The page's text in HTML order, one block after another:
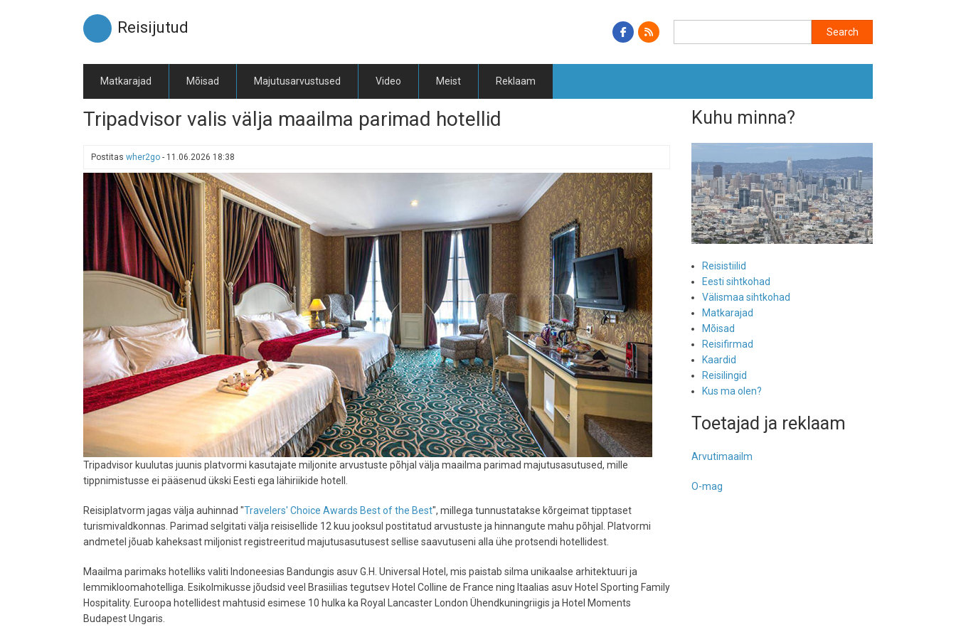
Reisijutud
Matkarajad Mõisad Majutusarvustused Video Meist Reklaam
Tripadvisor valis välja maailma parimad hotellid
Postitas wher2go - 11.06.2026 18:38
Tripadvisor kuulutas juunis platvormi kasutajate miljonite arvustuste põhjal välja maailma parimad majutusasutused, mille
tippnimistusse ei pääsenud ükski Eesti ega lähiriikide hotell.
Reisiplatvorm jagas välja auhinnad "Travelers' Choice Awards Best of the Best", millega tunnustatakse kõrgeimat tipptaset
turismivaldkonnas. Parimad selgitati välja reisisellide 12 kuu jooksul postitatud arvustuste ja hinnangute mahu põhjal. Platvormi
andmetel jõuab kaheksast miljonist registreeritud majutusasutusest sellise saavutuseni alla ühe protsendi hotellidest.
Maailma parimaks hotelliks valiti Indoneesias Bandungis asuv G.H. Universal Hotel, mis paistab silma unikaalse arhitektuuri ja
lemmikloomahotelliga. Esikolmikusse jõudsid veel Brasiilias tegutsev Hotel Colline de France ning Itaalias asuv Hotel Sporting Family
Hospitality. Euroopa hotellidest mahtusid esimese 10 hulka ka Royal Lancaster London Ühendkuningriigis ja Hotel Moments
Budapest Ungaris.
Kuhu minna?
Reisistiilid
Eesti sihtkohad
Välismaa sihtkohad
Matkarajad
Mõisad
Reisifirmad
Kaardid
Reisilingid
Kus ma olen?
Toetajad ja reklaam
Arvutimaailm
O-mag